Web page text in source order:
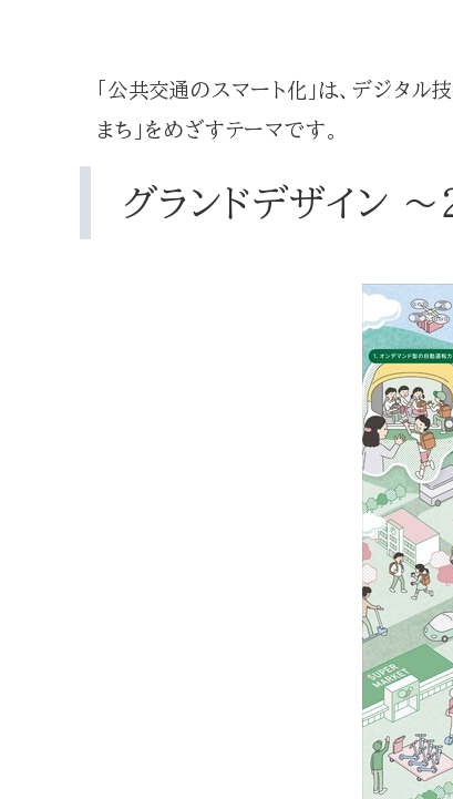
「公共交通のスマート化」は、デジタ
まち」をめざすテーマです。
グランドデザイン